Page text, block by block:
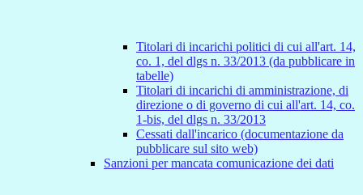
Titolari di incarichi politici di cui all'art. 14,
co. 1, del dlgs n. 33/2013 (da pubblicare in
tabelle)
Titolari di incarichi di amministrazione, di
direzione o di governo di cui all'art. 14, co.
1-bis, del dlgs n. 33/2013
Cessati dall'incarico (documentazione da
pubblicare sul sito web)
Sanzioni per mancata comunicazione dei dati